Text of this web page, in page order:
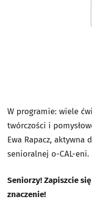
W programie: wiele
twórczości i
Ewa Rapacz, aktywna
senioralnej o-CAL-eni.
Seniorzy! Zapiszcie
znaczenie!